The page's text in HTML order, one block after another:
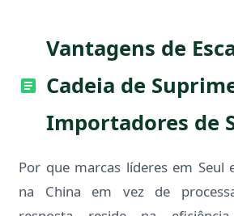
Vantagens de
Cadeia de
Importadores de
Por que marcas líderes em Seul
na China em vez de